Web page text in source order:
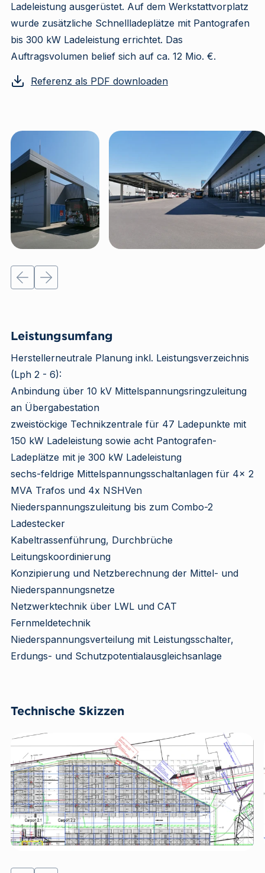
Ladeleistung ausgerüstet. Auf dem Werkstattvorplatz
wurde zusätzliche Schnellladeplätze mit Pantografen
bis 300 kW Ladeleistung errichtet. Das
Auftragsvolumen belief sich auf ca. 12 Mio. €.
Referenz als PDF downloaden
Letztes slide
Next slide
Leistungsumfang
Herstellerneutrale Planung inkl. Leistungsverzeichnis
(Lph 2 - 6):
Anbindung über 10 kV Mittelspannungsringzuleitung
an Übergabestation
zweistöckige Technikzentrale für 47 Ladepunkte mit
150 kW Ladeleistung sowie acht Pantografen-
Ladeplätze mit je 300 kW Ladeleistung
sechs-feldrige Mittelspannungsschaltanlagen für 4x 2
MVA Trafos und 4x NSHVen
Niederspannungszuleitung bis zum Combo-2
Ladestecker
Kabeltrassenführung, Durchbrüche
Leitungskoordinierung
Konzipierung und Netzberechnung der Mittel- und
Niederspannungsnetze
Netzwerktechnik über LWL und CAT
Fernmeldetechnik
Niederspannungsverteilung mit Leistungsschalter,
Erdungs- und Schutzpotentialausgleichsanlage
Technische Skizzen